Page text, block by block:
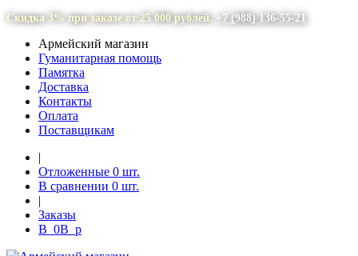
Скидка 3% при заказе от 25 000 рублей. +7 (988) 136-55-21
Армейский магазин
Гуманитарная помощь
Памятка
Доставка
Контакты
Оплата
Поставщикам
|
Отложенные 0 шт.
В сравнении 0 шт.
|
Заказы
В 0В p